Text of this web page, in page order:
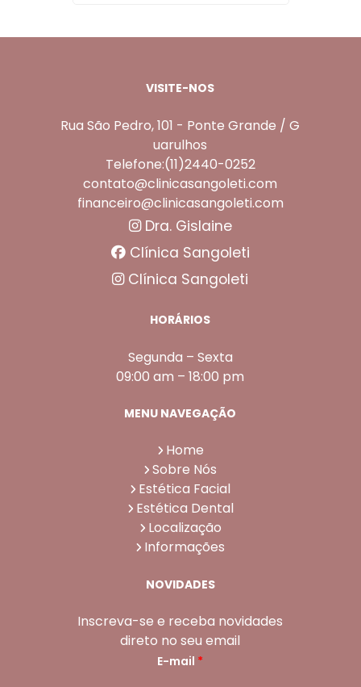
VISITE-NOS
Rua São Pedro, 101 - Ponte Grande / G
uarulhos
Telefone:(11)2440-0252
contato@clinicasangoleti.com
financeiro@clinicasangoleti.com
Dra. Gislaine
Clínica Sangoleti
Clínica Sangoleti
HORÁRIOS
Segunda – Sexta
09:00 am – 18:00 pm
MENU NAVEGAÇÃO
Home
Sobre Nós
Estética Facial
Estética Dental
Localização
Informações
NOVIDADES
Inscreva-se e receba novidades
direto no seu email
E-mail *